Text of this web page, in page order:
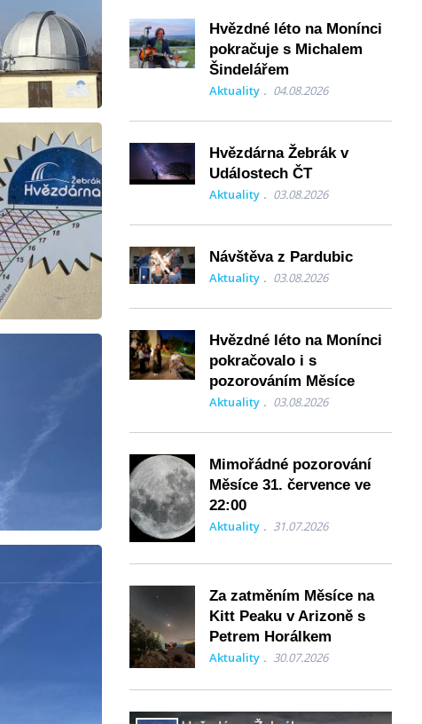
Hvězdné léto na Monínci
pokračuje s Michalem
Šindelářem
Aktuality 04.08.2026
Hvězdárna Žebrák v
Událostech ČT
Aktuality 03.08.2026
Návštěva z Pardubic
Aktuality 03.08.2026
Hvězdné léto na Monínci
pokračovalo i s
pozorováním Měsíce
Aktuality 03.08.2026
Mimořádné pozorování
Měsíce 31. července ve
22:00
Aktuality 31.07.2026
Za zatměním Měsíce na
Kitt Peaku v Arizoně s
Petrem Horálkem
Aktuality 30.07.2026